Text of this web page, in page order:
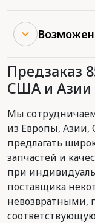
Возможен
Предзаказ
США и Азии
Мы
из Европы, Азии,
предлагать
запчастей и
при
поставщика
невозвратными,